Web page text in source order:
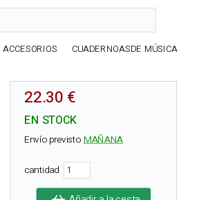
ACCESORIOS CUADERNOASDE MÚSICA
22.30 €
EN STOCK
Envío previstoMAÑANA
cantidad